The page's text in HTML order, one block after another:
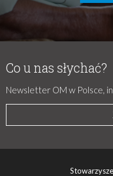
Co u nas słychać?
Newsletter OM w Polsce,